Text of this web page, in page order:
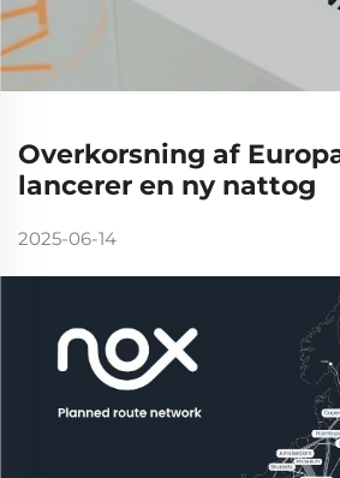
Overkorsning af
lancerer en ny nattog
2025-06-14